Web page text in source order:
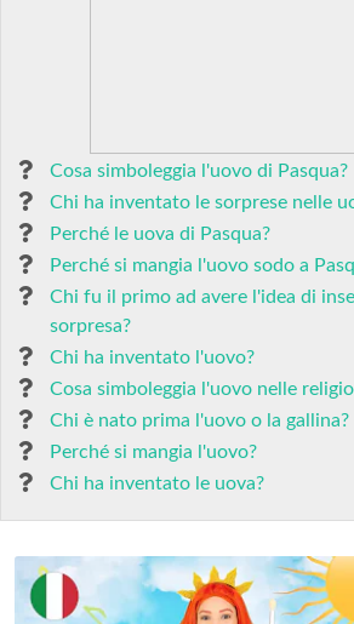
Cosa simboleggia l'uovo di Pasqua?
Chi ha inventato le sorprese nelle
Perché le uova di Pasqua?
Perché si mangia l'uovo sodo a
Chi fu il primo ad avere l'idea di
sorpresa?
Chi ha inventato l'uovo?
Cosa simboleggia l'uovo nelle
Chi è nato prima l'uovo o la gallina?
Perché si mangia l'uovo?
Chi ha inventato le uova?